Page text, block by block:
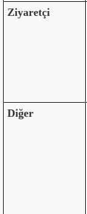
Ziyaretçi
Diğer